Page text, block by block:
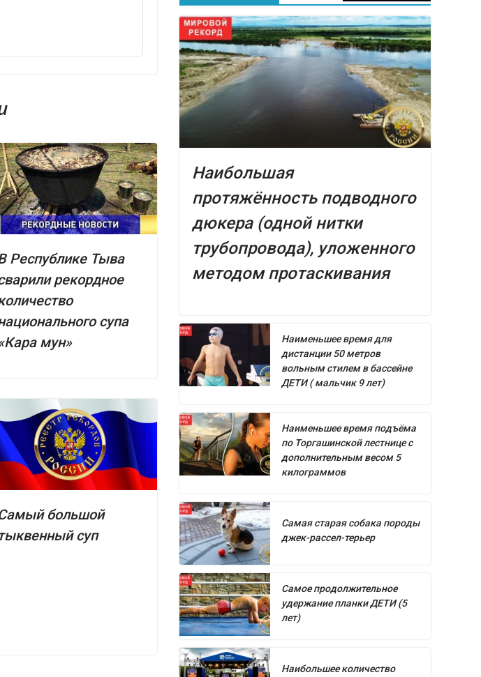
Республике Тыва
рекордное
супа
мун»
большой
суп
Наибольшая
протяжённость подводного
дюкера (одной нитки
трубопровода), уложенного
методом протаскивания
Наименьшее время для
дистанции 50 метров
вольным стилем в бассейне
ДЕТИ ( мальчик 9 лет)
Наименьшее время подъёма
по Торгашинской лестнице с
дополнительным весом 5
килограммов
Самая старая собака породы
джек-рассел-терьер
Самое продолжительное
удержание планки ДЕТИ (5
лет)
Наибольшее количество